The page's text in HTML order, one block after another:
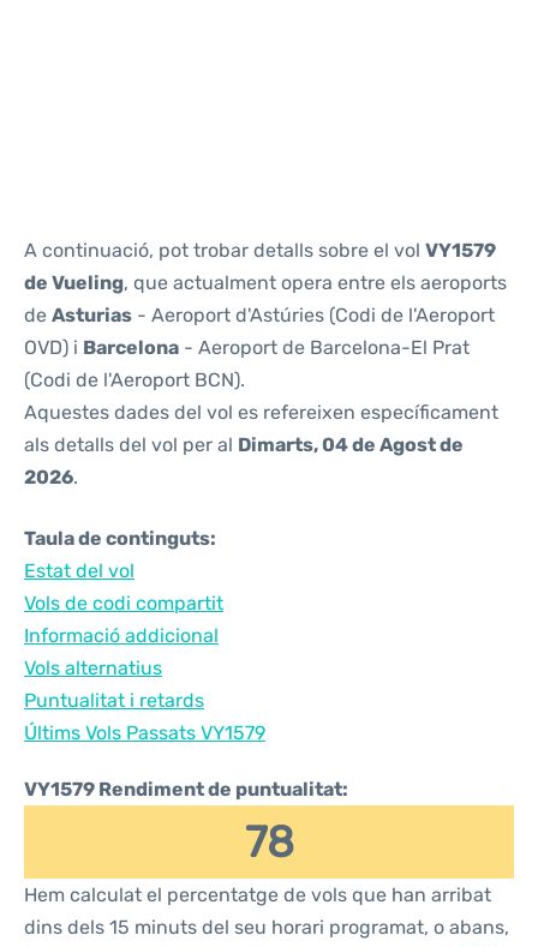
A continuació, pot trobar detalls sobre el vol VY1579
de Vueling, que actualment opera entre els aeroports
de Asturias - Aeroport d'Astúries (Codi de l'Aeroport
OVD) i Barcelona - Aeroport de Barcelona-El Prat
(Codi de l'Aeroport BCN).
Aquestes dades del vol es refereixen específicament
als detalls del vol per al Dimarts, 04 de Agost de
2026.
Taula de continguts:
Estat del vol
Vols de codi compartit
Informació addicional
Vols alternatius
Puntualitat i retards
Últims Vols Passats VY1579
VY1579 Rendiment de puntualitat:
78
Hem calculat el percentatge de vols que han arribat
dins dels 15 minuts del seu horari programat, o abans,